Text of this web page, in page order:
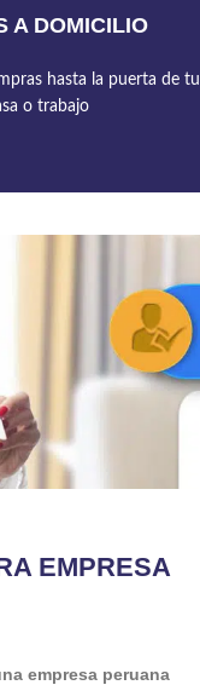
A DOMICILIO
hasta la puerta de tu
o trabajo
EMPRESA
empresa peruana